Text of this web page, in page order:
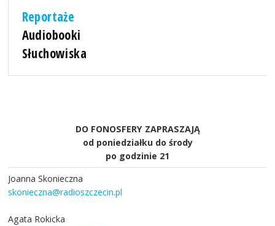
Reportaże
Audiobooki
Słuchowiska
DO FONOSFERY ZAPRASZAJĄ
od poniedziałku do środy
po godzinie 21
Joanna Skonieczna
skonieczna@radioszczecin.pl
Agata Rokicka